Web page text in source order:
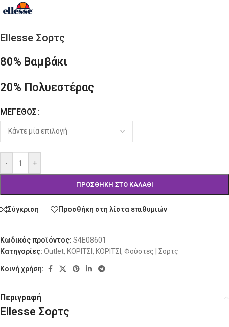
Ellesse Σορτς
80% Βαμβάκι
20% Πολυεστέρας
ΜΈΓΕΘΟΣ
- +
ΠΡΟΣΘΉΚΗ ΣΤΟ ΚΑΛΆΘΙ
Alternative:
Σύγκριση Προσθήκη στη λίστα επιθυμιών
Κωδικός προϊόντος: S4E08601
Κατηγορίες: Outlet, ΚΟΡΙΤΣΙ , ΚΟΡΙΤΣΙ , Φούστες | Σορτς
Κοινή χρήση:
Περιγραφή
Ellesse Σορτς